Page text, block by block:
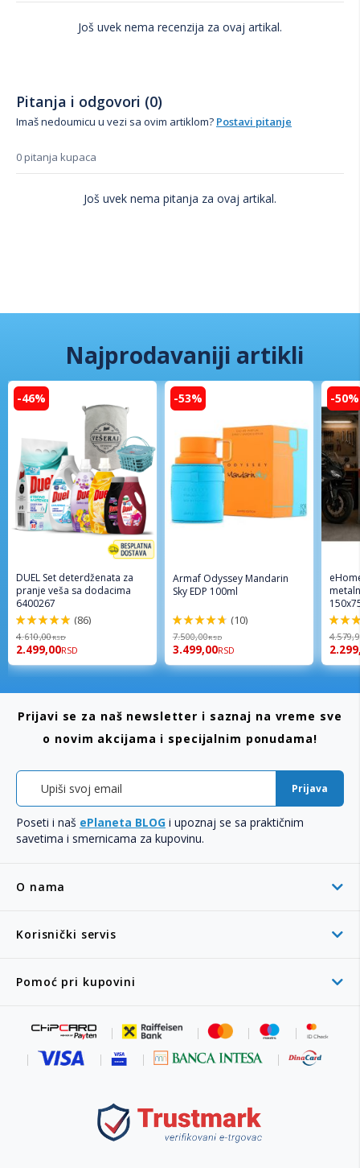
Još uvek nema recenzija za ovaj artikal.
Pitanja i odgovori (0)
Imaš nedoumicu u vezi sa ovim artiklom? Postavi pitanje
0 pitanja kupaca
Još uvek nema pitanja za ovaj artikal.
Najprodavaniji artikli
-46%
DUEL Set deterdženata za
pranje veša sa dodacima
6400267
98%
(86)
4.610,00RSD
2.499,00RSD
-53%
Armaf Odyssey Mandarin
Sky EDP 100ml
94%
(10)
7.500,00RSD
3.499,00RSD
-50%
96%
O nama
Korisnički servis
Pomoć pri kupovini
Prijavi se za naš newsletter i saznaj na vreme sve
o novim akcijama i specijalnim ponudama!
Prijava
Poseti i naš ePlaneta BLOG i upoznaj se sa praktičnim
savetima i smernicama za kupovinu.